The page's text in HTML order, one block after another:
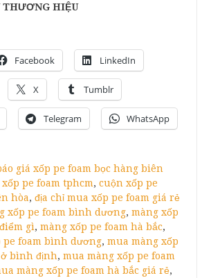
HIỆU
Facebook LinkedIn
X Tumblr
Telegram WhatsApp
giá xốp pe foam bọc hàng biên
pe foam tphcm, cuộn xốp pe
hòa, địa chỉ mua xốp pe foam giá rẻ
xốp pe foam bình dương, màng xốp
gì, màng xốp pe foam hà bắc,
pe foam bình dương, mua màng xốp
ở bình định, mua màng xốp pe foam
màng xốp pe foam hà bắc giá rẻ,